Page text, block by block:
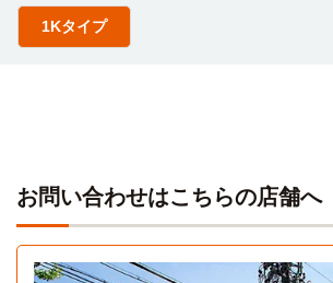
1Kタイプ
お問い合わせはこちらの店舗へ